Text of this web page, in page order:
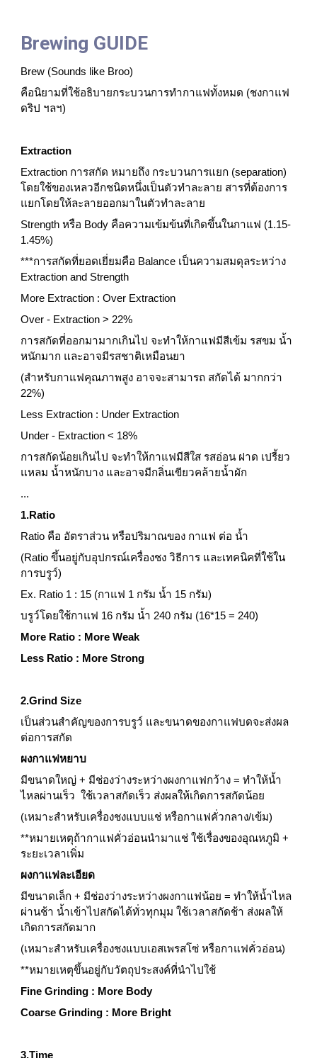
Brewing GUIDE
Brew (Sounds like Broo)
คือนิยามที่ใช้อธิบายกระบวนการทำกาแฟทั้งหมด (ชงกาแฟ
ดริป ฯลฯ)
Extraction
Extraction การสกัด หมายถึง กระบวนการแยก (separation)
โดยใช้ของเหลวอีกชนิดหนึ่งเป็นตัวทำละลาย สารที่ต้องการ
แยกโดยให้ละลายออกมาในตัวทำละลาย
Strength หรือ Body คือความเข้มข้นที่เกิดขึ้นในกาแฟ (1.15-
1.45%)
***การสกัดที่ยอดเยี่ยมคือ Balance เป็นความสมดุลระหว่าง
Extraction and Strength
More Extraction : Over Extraction
Over - Extraction > 22%
การสกัดที่ออกมามากเกินไป จะทำให้กาแฟมีสีเข้ม รสขม น้ำ
หนักมาก และอาจมีรสชาติเหมือนยา
(สำหรับกาแฟคุณภาพสูง อาจจะสามารถ สกัดได้ มากกว่า
22%)
Less Extraction : Under Extraction
Under - Extraction < 18%
การสกัดน้อยเกินไป จะทำให้กาแฟมีสีใส รสอ่อน ฝาด เปรี้ยว
แหลม น้ำหนักบาง และอาจมีกลิ่นเขียวคล้ายน้ำผัก
...
1.Ratio
Ratio คือ อัตราส่วน หรือปริมาณของ กาแฟ ต่อ น้ำ
(Ratio ขึ้นอยู่กับอุปกรณ์เครื่องชง วิธีการ และเทคนิคที่ใช้ใน
การบรูว์)
Ex. Ratio 1 : 15 (กาแฟ 1 กรัม น้ำ 15 กรัม)
บรูว์โดยใช้กาแฟ 16 กรัม น้ำ 240 กรัม (16*15 = 240)
More Ratio : More Weak
Less Ratio : More Strong
2.Grind Size
เป็นส่วนสำคัญของการบรูว์ และขนาดของกาแฟบดจะส่งผล
ต่อการสกัด
ผงกาแฟหยาบ
มีขนาดใหญ่ + มีช่องว่างระหว่างผงกาแฟกว้าง = ทำให้น้ำ
ไหลผ่านเร็ว  ใช้เวลาสกัดเร็ว ส่งผลให้เกิดการสกัดน้อย
(เหมาะสำหรับเครื่องชงแบบแช่ หรือกาแฟคั่วกลาง/เข้ม)
**หมายเหตุถ้ากาแฟคั่วอ่อนนำมาแช่ ใช้เรื่องของอุณหภูมิ +
ระยะเวลาเพิ่ม
ผงกาแฟละเอียด
มีขนาดเล็ก + มีช่องว่างระหว่างผงกาแฟน้อย = ทำให้น้ำไหล
ผ่านช้า น้ำเข้าไปสกัดได้ทั่วทุกมุม ใช้เวลาสกัดช้า ส่งผลให้
เกิดการสกัดมาก
(เหมาะสำหรับเครื่องชงแบบเอสเพรสโซ่ หรือกาแฟคั่วอ่อน)
**หมายเหตุขึ้นอยู่กับวัตถุประสงค์ที่นำไปใช้
Fine Grinding : More Body
Coarse Grinding : More Bright
3.Time